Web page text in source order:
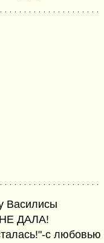
Василисы
НЕ ДАЛА!
с любовью